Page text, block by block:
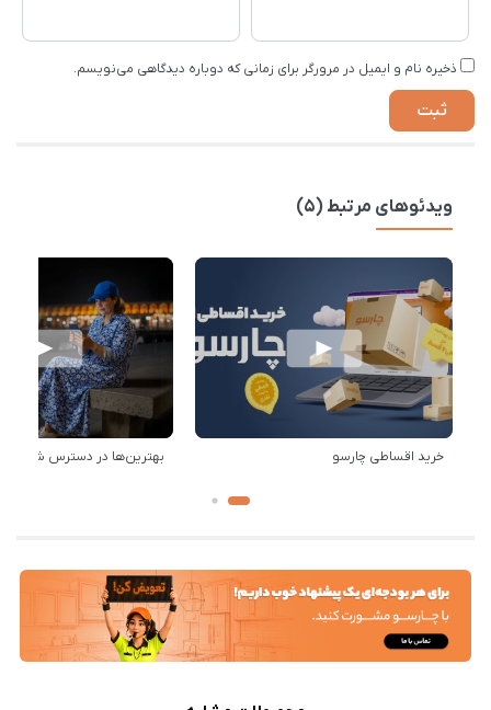
ذخیره نام و ایمیل در مرورگر برای زمانی که دوباره دیدگاهی می‌نویسم.
ویدئوهای مرتبط (5)
خرید اقساطی چارسو بهترین‌ها در دسترس